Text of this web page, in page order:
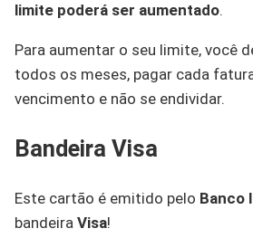
limite poderá ser aumentado.
Para aumentar o seu limite, você
todos os meses, pagar cada
vencimento e não se endividar.
Bandeira Visa
Este cartão é emitido pelo Banco
bandeira Visa!